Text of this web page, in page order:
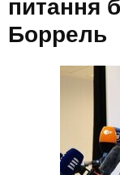
питання
Боррель